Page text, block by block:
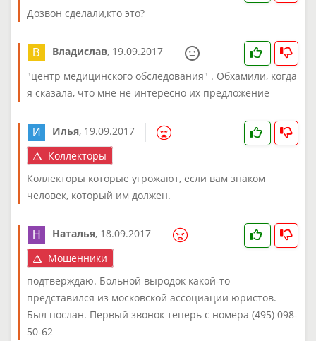
Дозвон сделали,кто это?
Владислав, 19.09.2017
"центр медицинского обследования" . Обхамили, когда
я сказала, что мне не интересно их предложение
Илья, 19.09.2017
Коллекторы
Коллекторы которые угрожают, если вам знаком
человек, который им должен.
Наталья, 18.09.2017
Мошенники
подтверждаю. Больной выродок какой-то
представился из московской ассоциации юристов.
Был послан. Первый звонок теперь с номера (495) 098-
50-62